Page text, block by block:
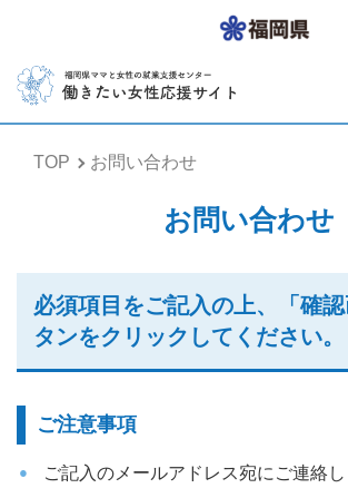
TOP お問い合わせ
お問い合わせ
必須項目をご記入の上、「確
タンをクリックしてください。
ご注意事項
ご記入のメールアドレス宛にご連絡